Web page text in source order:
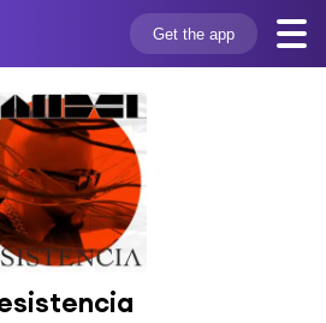
Get the app